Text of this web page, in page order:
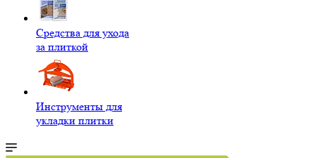
Средства для ухода
за плиткой
Инструменты для
укладки плитки